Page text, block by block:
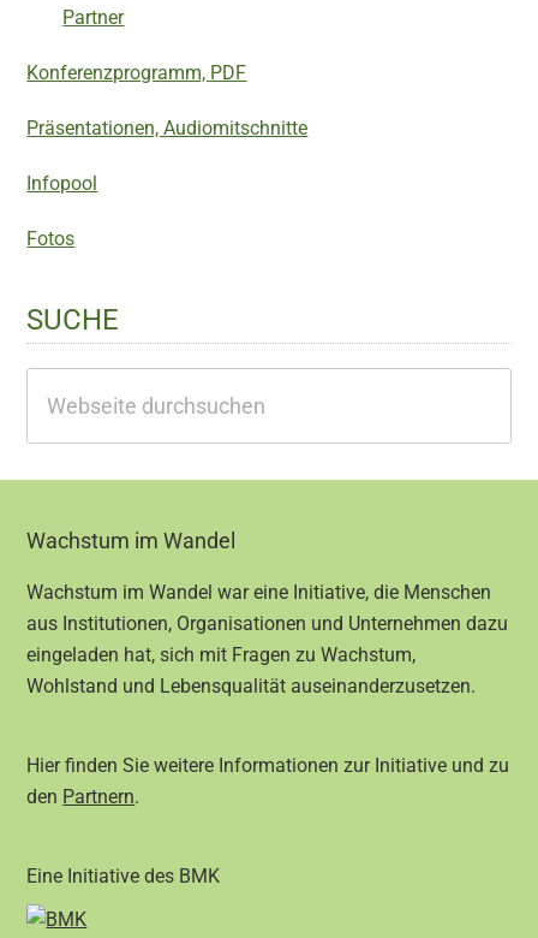
Partner
Konferenzprogramm, PDF
Präsentationen, Audiomitschnitte
Infopool
Fotos
SUCHE
durchsuchen
Footer
Wachstum im Wandel
Wachstum im Wandel war eine Initiative, die Menschen
aus Institutionen, Organisationen und Unternehmen dazu
eingeladen hat, sich mit Fragen zu Wachstum,
Wohlstand und Lebensqualität auseinanderzusetzen.
Hier finden Sie weitere Informationen zur Initiative und zu
den Partnern.
Eine Initiative des BMK